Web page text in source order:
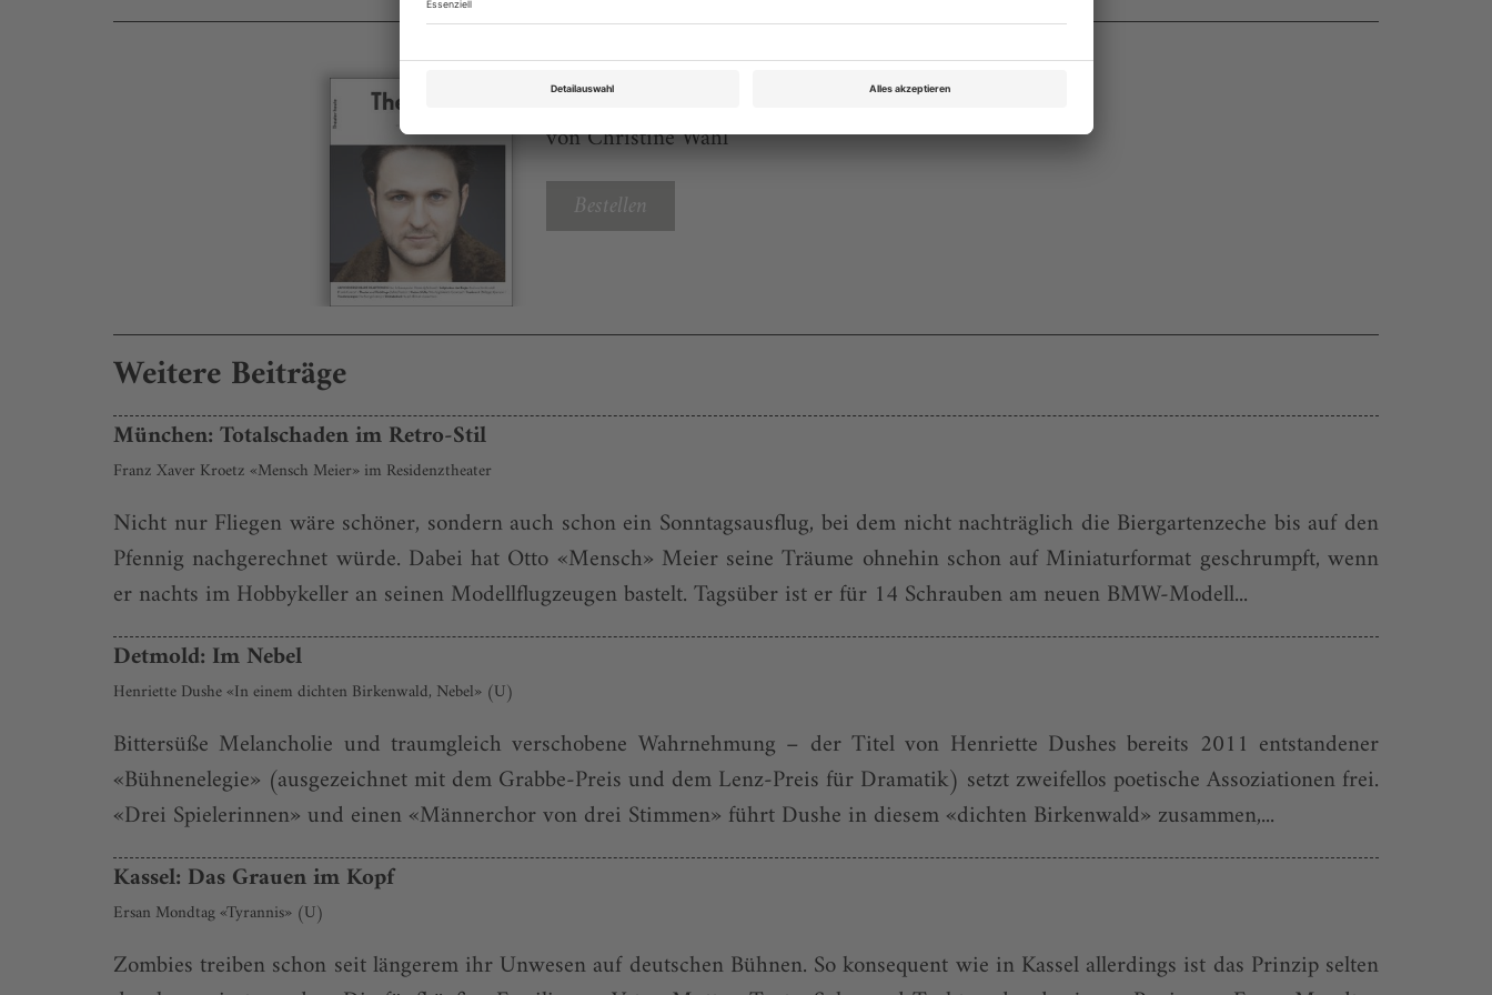
Theater heute März 2016
von Christine Wahl
Bestellen
Weitere Beiträge
München: Totalschaden im Retro-Stil
Franz Xaver Kroetz «Mensch Meier» im Residenztheater
Nicht nur Fliegen wäre schöner, sondern auch schon ein Sonntagsausflug, bei dem nicht nachträglich die Biergartenzeche bis auf den
Pfennig nachgerechnet würde. Dabei hat Otto «Mensch» Meier seine Träume ohnehin schon auf Miniaturformat geschrumpft, wenn
er nachts im Hobbykeller an seinen Modellflugzeugen bastelt. Tagsüber ist er für 14 Schrauben am neuen BMW-Modell...
Detmold: Im Nebel
Henriette Dushe «In einem dichten Birkenwald, Nebel» (U)
Bittersüße Melancholie und traumgleich verschobene Wahrnehmung – der Titel von Henriette Dushes bereits 2011 entstandener
«Bühnenelegie» (ausgezeichnet mit dem Grabbe-Preis und dem Lenz-Preis für Dramatik) setzt zweifellos poetische Assoziationen frei.
«Drei Spielerinnen» und einen «Männerchor von drei Stimmen» führt Dushe in diesem «dichten Birkenwald» zusammen,...
Kassel: Das Grauen im Kopf
Ersan Mondtag «Tyrannis» (U)
Zombies treiben schon seit längerem ihr Unwesen auf deutschen Bühnen. So konsequent wie in Kassel allerdings ist das Prinzip selten